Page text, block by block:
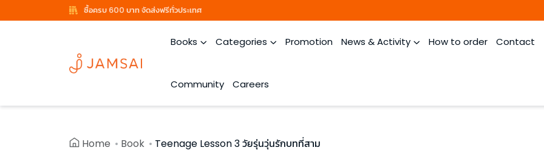
ซื้อครบ 600 บาท จัดส่งฟรีทั่วประเทศ
Books Categories Promotion News & Activity How to order Contact
Community Careers
Home Book Teenage Lesson 3 วัยรุ่นวุ่นรักบทที่สาม